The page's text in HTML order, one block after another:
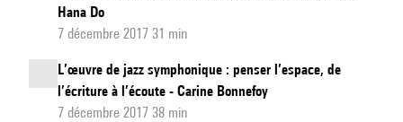
Hana Do
7 décembre 2017 31 min
L’œuvre de jazz symphonique : penser l’espace, de
l’écriture à l’écoute - Carine Bonnefoy
7 décembre 2017 38 min